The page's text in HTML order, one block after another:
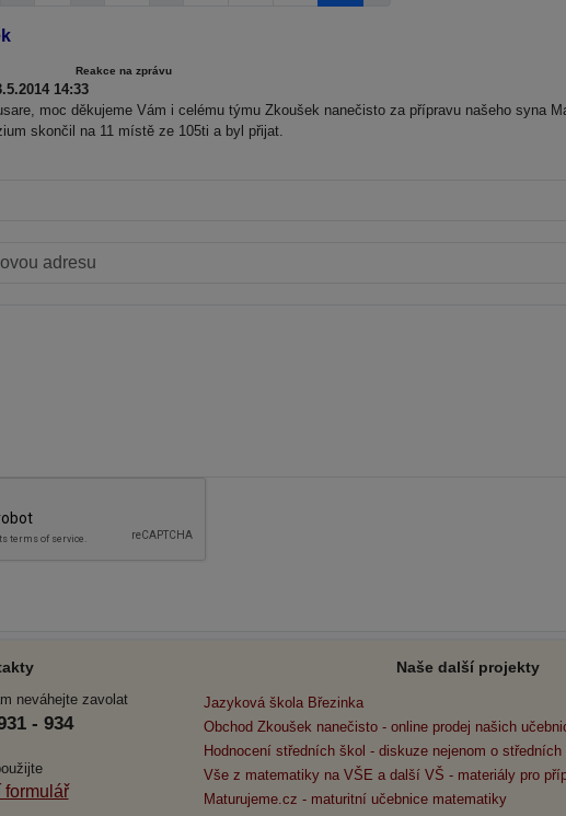
Reakce na zprávu
14:33
moc děkujeme Vám i celému týmu Zkoušek nanečisto za přípravu našeho syna
skončil na 11 místě ze 105ti a byl přijat.
neváhejte zavolat
- 934
formulář
Naše další projekty
Jazyková škola Březinka
Obchod Zkoušek nanečisto - online prodej našich
Hodnocení středních škol - diskuze nejenom o středních
Vše z matematiky na VŠE a další VŠ - materiály pro
Maturujeme.cz - maturitní učebnice matematiky